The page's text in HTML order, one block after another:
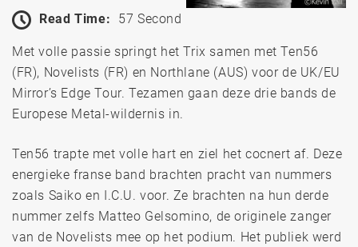
Read Time: 57 Second
Met volle passie springt het Trix samen met Ten56
(FR), Novelists (FR) en Northlane (AUS) voor de UK/EU
Mirror’s Edge Tour. Tezamen gaan deze drie bands de
Europese Metal-wildernis in.
Ten56 trapte met volle hart en ziel het cocnert af. Deze
energieke franse band brachten pracht van nummers
zoals Saiko en I.C.U. voor. Ze brachten na hun derde
nummer zelfs Matteo Gelsomino, de originele zanger
van de Novelists mee op het podium. Het publiek werd